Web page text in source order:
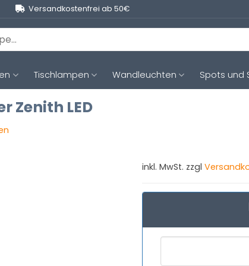
Versandkostenfrei ab 50€
Tischlampen Wandleuchten Spots und
Zenith LED
inkl. MwSt. zzgl